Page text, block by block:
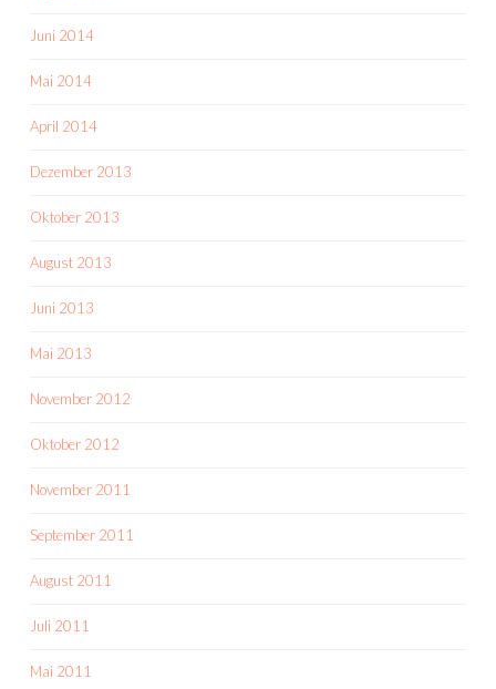
Juni 2014
Mai 2014
April 2014
Dezember 2013
Oktober 2013
August 2013
Juni 2013
Mai 2013
November 2012
Oktober 2012
November 2011
September 2011
August 2011
Juli 2011
Mai 2011